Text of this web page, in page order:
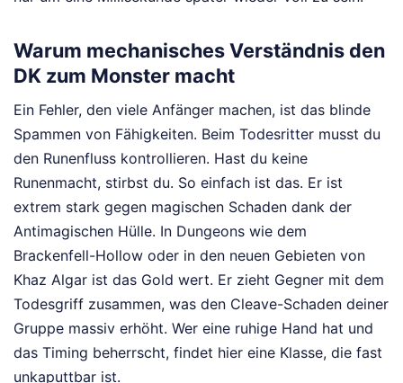
Warum mechanisches Verständnis den
DK zum Monster macht
Ein Fehler, den viele Anfänger machen, ist das blinde
Spammen von Fähigkeiten. Beim Todesritter musst du
den Runenfluss kontrollieren. Hast du keine
Runenmacht, stirbst du. So einfach ist das. Er ist
extrem stark gegen magischen Schaden dank der
Antimagischen Hülle. In Dungeons wie dem
Brackenfell-Hollow oder in den neuen Gebieten von
Khaz Algar ist das Gold wert. Er zieht Gegner mit dem
Todesgriff zusammen, was den Cleave-Schaden deiner
Gruppe massiv erhöht. Wer eine ruhige Hand hat und
das Timing beherrscht, findet hier eine Klasse, die fast
unkaputtbar ist.